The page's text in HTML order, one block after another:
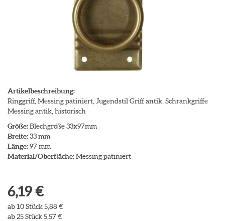
Artikelbeschreibung:
Ringgriff, Messing patiniert, Jugendstil Griff antik, Schrankgriffe
Messing antik, historisch
Größe:Blechgröße 33x97mm
Breite:33 mm
Länge:97 mm
Material/Oberfläche:Messing patiniert
6,19 €
ab 10 Stück 5,88 €
ab 25 Stück 5,57 €